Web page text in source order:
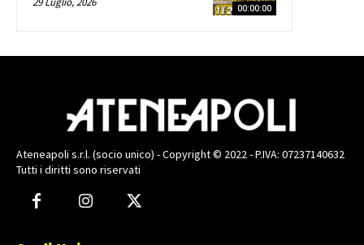
00:00:00
Ateneapoli s.r.l. (socio unico) - Copyright © 2022 - P.IVA: 07237140632
Tutti i diritti sono riservati